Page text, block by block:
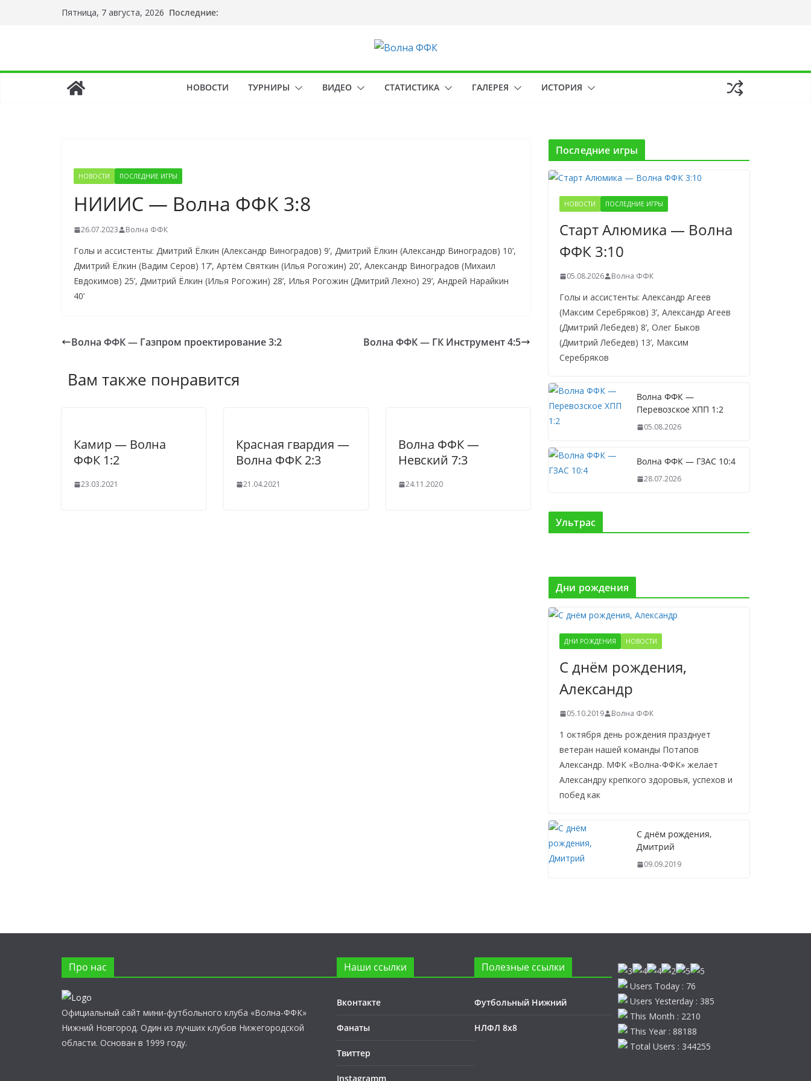
Пятница, 7 августа, 2026 Последние:
НОВОСТИ ТУРНИРЫ ВИДЕО СТАТИСТИКА ГАЛЕРЕЯ ИСТОРИЯ
НОВОСТИ ПОСЛЕДНИЕ ИГРЫ
НИИИС — Волна ФФК 3:8
26.07.2023 Волна ФФК
Голы и ассистенты: Дмитрий Ёлкин (Александр Виноградов) 9’, Дмитрий Ёлкин (Александр Виноградов) 10’,
Дмитрий Ёлкин (Вадим Серов) 17’, Артём Святкин (Илья Рогожин) 20’, Александр Виноградов (Михаил
Евдокимов) 25’, Дмитрий Ёлкин (Илья Рогожин) 28’, Илья Рогожин (Дмитрий Лехно) 29’, Андрей Нарайкин
40’
Волна ФФК — Газпром проектирование 3:2 Волна ФФК — ГК Инструмент 4:5
Вам также понравится
Камир — Волна
ФФК 1:2
23.03.2021
Красная гвардия —
Волна ФФК 2:3
21.04.2021
Волна ФФК —
Невский 7:3
24.11.2020
Последние игры
НОВОСТИ ПОСЛЕДНИЕ ИГРЫ
Старт Алюмика — Волна
ФФК 3:10
05.08.2026 Волна ФФК
Голы и ассистенты: Александр Агеев
(Максим Серебряков) 3’, Александр Агеев
(Дмитрий Лебедев) 8’, Олег Быков
(Дмитрий Лебедев) 13’, Максим
Серебряков
Волна ФФК —
Перевозское ХПП 1:2
05.08.2026
Волна ФФК — ГЗАС 10:4
28.07.2026
Ультрас
Дни рождения
ДНИ РОЖДЕНИЯ НОВОСТИ
С днём рождения,
Александр
05.10.2019 Волна ФФК
1 октября день рождения празднует
ветеран нашей команды Потапов
Александр. МФК «Волна-ФФК» желает
Александру крепкого здоровья, успехов и
побед как
С днём рождения,
Дмитрий
09.09.2019
Про нас
Официальный сайт мини-футбольного клуба «Волна-ФФК»
Нижний Новгород. Один из лучших клубов Нижегородской
области. Основан в 1999 году.
Наши ссылки
Вконтакте
Фанаты
Твиттер
Instagramm
Полезные ссылки
Футбольный Нижний
НЛФЛ 8х8
Users Today : 76
Users Yesterday : 385
This Month : 2210
This Year : 88188
Total Users : 344255